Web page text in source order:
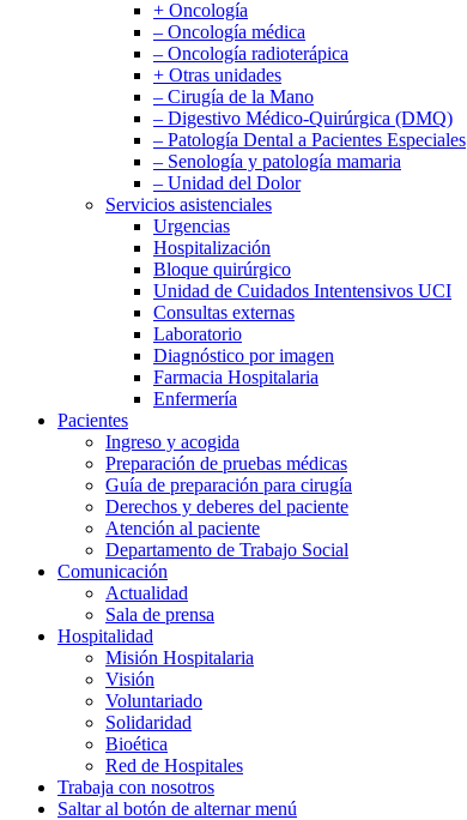
+ Oncología
– Oncología médica
– Oncología radioterápica
+ Otras unidades
– Cirugía de la Mano
– Digestivo Médico-Quirúrgica (DMQ)
– Patología Dental a Pacientes Especiales
– Senología y patología mamaria
– Unidad del Dolor
Servicios asistenciales
Urgencias
Hospitalización
Bloque quirúrgico
Unidad de Cuidados Intentensivos UCI
Consultas externas
Laboratorio
Diagnóstico por imagen
Farmacia Hospitalaria
Enfermería
Pacientes
Ingreso y acogida
Preparación de pruebas médicas
Guía de preparación para cirugía
Derechos y deberes del paciente
Atención al paciente
Departamento de Trabajo Social
Comunicación
Actualidad
Sala de prensa
Hospitalidad
Misión Hospitalaria
Visión
Voluntariado
Solidaridad
Bioética
Red de Hospitales
Trabaja con nosotros
Saltar al botón de alternar menú